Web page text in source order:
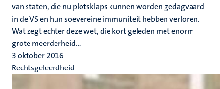
van staten, die nu plotsklaps kunnen worden gedagvaard
in de VS en hun soevereine immuniteit hebben verloren.
Wat zegt echter deze wet, die kort geleden met enorm
grote meerderheid...
3 oktober 2016
Rechtsgeleerdheid